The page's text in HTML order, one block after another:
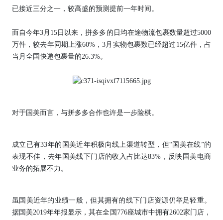
已接近三分之一，较高盛的预测提前一年时间。
而自今年3月15日以来，拼多多的日均在途物流包裹数量超过5000
万件，较去年同期上涨60%，3月实物包裹数已经超过15亿件，占
当月全国快递包裹量的26.3%。
对于国美而言，与拼多多合作也许是一步险棋。
成立已有33年的国美近年积极向线上渠道转型，但“国美在线”的
表现不佳，去年国美线下门店的收入占比达83%，反映国美电商
业务的拓展不力。
虽国美近年的业绩一般，但其拥有的线下门店资源仍举足轻重。
据国美2019年年报显示，其在全国776座城市中拥有2602家门店，